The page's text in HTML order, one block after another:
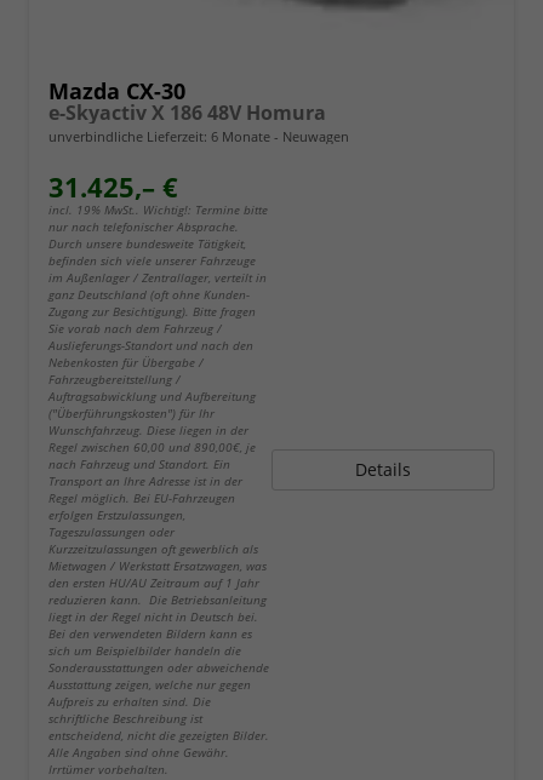
Mazda CX-30
e-Skyactiv X 186 48V Homura
unverbindliche Lieferzeit: 6 Monate Neuwagen
31.425,– €
incl. 19% MwSt.. Wichtig!: Termine bitte
nur nach telefonischer Absprache.
Durch unsere bundesweite Tätigkeit,
befinden sich viele unserer Fahrzeuge
im Außenlager / Zentrallager, verteilt in
ganz Deutschland (oft ohne Kunden-
Zugang zur Besichtigung). Bitte fragen
Sie vorab nach dem Fahrzeug /
Auslieferungs-Standort und nach den
Nebenkosten für Übergabe /
Fahrzeugbereitstellung /
Auftragsabwicklung und Aufbereitung
("Überführungskosten") für Ihr
Wunschfahrzeug. Diese liegen in der
Regel zwischen 60,00 und 890,00€, je
nach Fahrzeug und Standort. Ein
Transport an Ihre Adresse ist in der
Regel möglich. Bei EU-Fahrzeugen
erfolgen Erstzulassungen,
Tageszulassungen oder
Kurzzeitzulassungen oft gewerblich als
Mietwagen / Werkstatt Ersatzwagen, was
den ersten HU/AU Zeitraum auf 1 Jahr
reduzieren kann. Die Betriebsanleitung
liegt in der Regel nicht in Deutsch bei.
Bei den verwendeten Bildern kann es
sich um Beispielbilder handeln die
Sonderausstattungen oder abweichende
Ausstattung zeigen, welche nur gegen
Aufpreis zu erhalten sind. Die
schriftliche Beschreibung ist
entscheidend, nicht die gezeigten Bilder.
Alle Angaben sind ohne Gewähr.
Irrtümer vorbehalten.
Details